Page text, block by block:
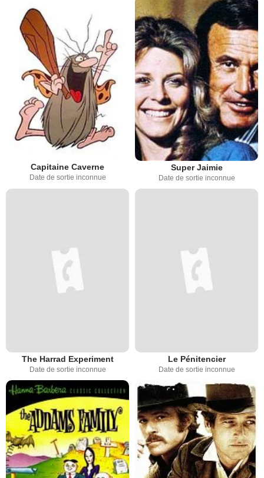
Capitaine Caverne
Date de sortie inconnue
Super Jaimie
Date de sortie inconnue
The Harrad Experiment
Date de sortie inconnue
Le Pénitencier
Date de sortie inconnue